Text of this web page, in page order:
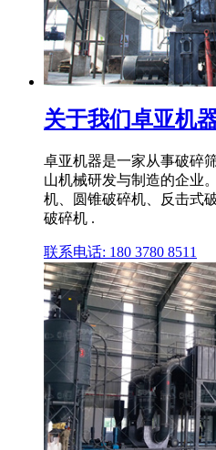
关于我们卓亚机
卓亚机器是一家从事破碎
山机械研发与制造的企业
机、圆锥破碎机、反击式
破碎机 .
联系电话: 180 3780 8511